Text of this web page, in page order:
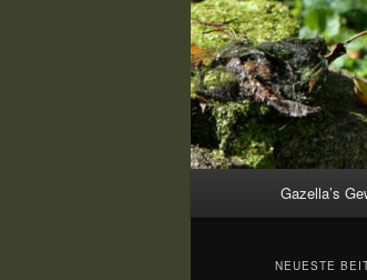
Gazella’s
NEUESTE